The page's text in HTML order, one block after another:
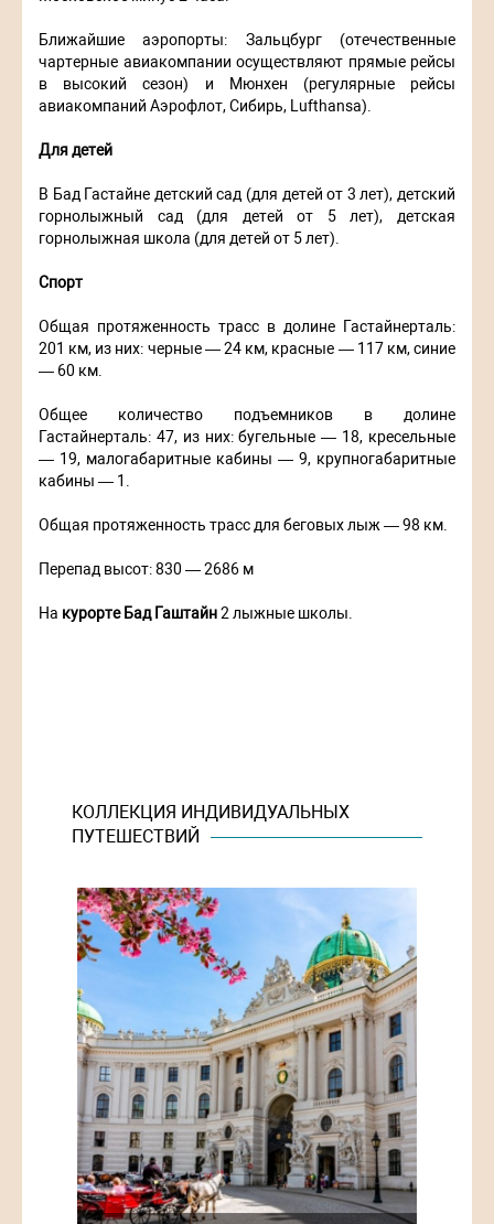
Ближайшие аэропорты: Зальцбург (отечественные
чартерные авиакомпании осуществляют прямые рейсы
в высокий сезон) и Мюнхен (регулярные рейсы
авиакомпаний Аэрофлот, Сибирь, Lufthansa).
Для детей
В Бад Гастайне детский сад (для детей от 3 лет), детский
горнолыжный сад (для детей от 5 лет), детская
горнолыжная школа (для детей от 5 лет).
Спорт
Общая протяженность трасс в долине Гастайнерталь:
201 км, из них: черные — 24 км, красные — 117 км, синие
— 60 км.
Общее количество подъемников в долине
Гастайнерталь: 47, из них: бугельные — 18, кресельные
— 19, малогабаритные кабины — 9, крупногабаритные
кабины — 1.
Общая протяженность трасс для беговых лыж — 98 км.
Перепад высот: 830 — 2686 м
На курорте Бад Гаштайн2 лыжные школы.
КОЛЛЕКЦИЯ ИНДИВИДУАЛЬНЫХ
ПУТЕШЕСТВИЙ